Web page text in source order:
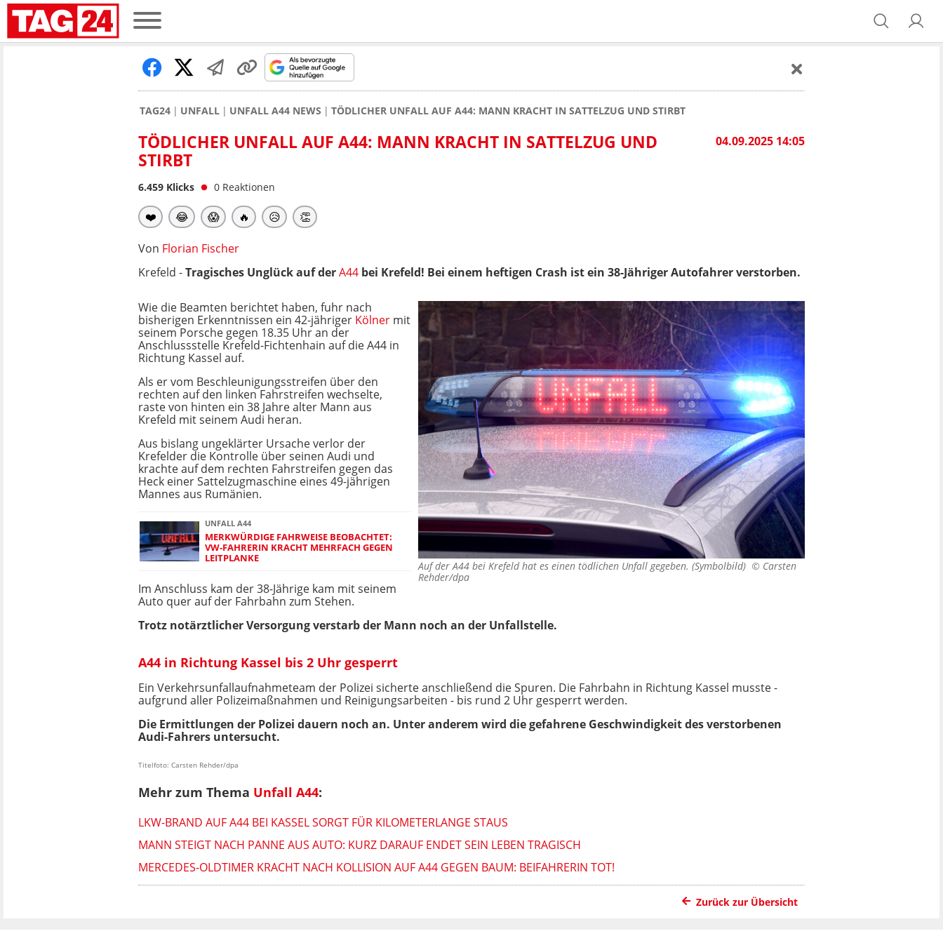
TAG24 UNFALL UNFALL A44 NEWS TÖDLICHER UNFALL AUF A44: MANN KRACHT IN SATTELZUG UND STIRBT
04.09.2025 14:05
TÖDLICHER UNFALL AUF A44: MANN KRACHT IN SATTELZUG UND
STIRBT
6.459 Klicks 0 Reaktionen
❤️ 😂 😱 🔥 😥 👏
Von Florian Fischer
Krefeld -Tragisches Unglück auf derA44 bei Krefeld! Bei einem heftigen Crash ist ein 38-Jähriger Autofahrer verstorben.
Auf der A44 bei Krefeld hat es einen tödlichen Unfall gegeben. (Symbolbild) © Carsten
Rehder/dpa
Wie die Beamten berichtet haben, fuhr nach
bisherigen Erkenntnissen ein 42-jähriger Kölner mit
seinem Porsche gegen 18.35 Uhr an der
Anschlussstelle Krefeld-Fichtenhain auf die A44 in
Richtung Kassel auf.
Als er vom Beschleunigungsstreifen über den
rechten auf den linken Fahrstreifen wechselte,
raste von hinten ein 38 Jahre alter Mann aus
Krefeld mit seinem Audi heran.
Aus bislang ungeklärter Ursache verlor der
Krefelder die Kontrolle über seinen Audi und
krachte auf dem rechten Fahrstreifen gegen das
Heck einer Sattelzugmaschine eines 49-jährigen
Mannes aus Rumänien.
UNFALL A44
MERKWÜRDIGE FAHRWEISE BEOBACHTET:
VW-FAHRERIN KRACHT MEHRFACH GEGEN
LEITPLANKE
Im Anschluss kam der 38-Jährige kam mit seinem
Auto quer auf der Fahrbahn zum Stehen.
Trotz notärztlicher Versorgung verstarb der Mann noch an der Unfallstelle.
A44 in Richtung Kassel bis 2 Uhr gesperrt
Ein Verkehrsunfallaufnahmeteam der Polizei sicherte anschließend die Spuren. Die Fahrbahn in Richtung Kassel musste -
aufgrund aller Polizeimaßnahmen und Reinigungsarbeiten - bis rund 2 Uhr gesperrt werden.
Die Ermittlungen der Polizei dauern noch an. Unter anderem wird die gefahrene Geschwindigkeit des verstorbenen
Audi-Fahrers untersucht.
Titelfoto: Carsten Rehder/dpa
Mehr zum Thema Unfall A44:
LKW-BRAND AUF A44 BEI KASSEL SORGT FÜR KILOMETERLANGE STAUS
MANN STEIGT NACH PANNE AUS AUTO: KURZ DARAUF ENDET SEIN LEBEN TRAGISCH
MERCEDES-OLDTIMER KRACHT NACH KOLLISION AUF A44 GEGEN BAUM: BEIFAHRERIN TOT!
Zurück zur Übersicht